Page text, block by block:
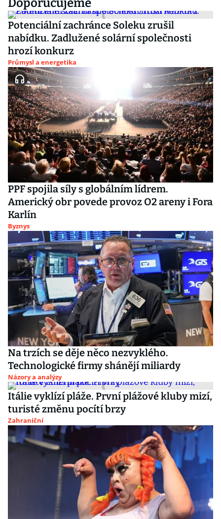
Doporučujeme
Potenciální zachránce Soleku zrušil
nabídku. Zadlužené solární společnosti
hrozí konkurz
Průmysl a energetika
PPF spojila síly s globálním lídrem.
Americký obr povede provoz O2 areny i Fora
Karlín
Byznys
Na trzích se děje něco nezvyklého.
Technologické firmy shánějí miliardy
Názory a analýzy
Itálie vyklízí pláže. První plážové kluby mizí,
turisté změnu pocítí brzy
Zahraniční